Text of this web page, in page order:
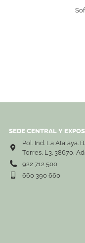
SEDE CENTRAL Y
Pol. Ind. La Atalaya.
Torres, L3. 38670,
922 712 500
660 390 660